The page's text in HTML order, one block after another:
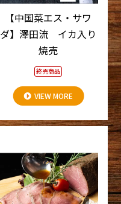
【中国菜エス・サワ
ダ】澤田流 イカ入り
焼売
終売商品
VIEW MORE